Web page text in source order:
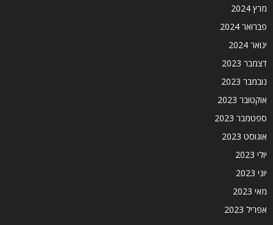
מרץ 2024
פברואר 2024
ינואר 2024
דצמבר 2023
נובמבר 2023
אוקטובר 2023
ספטמבר 2023
אוגוסט 2023
יולי 2023
יוני 2023
מאי 2023
אפריל 2023